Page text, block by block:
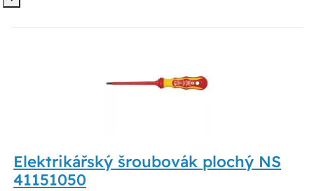
Elektrikářský šroubovák plochý NS
41151050